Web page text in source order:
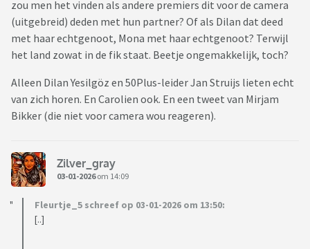
zou men het vinden als andere premiers dit voor de camera
(uitgebreid) deden met hun partner? Of als Dilan dat deed
met haar echtgenoot, Mona met haar echtgenoot? Terwijl
het land zowat in de fik staat. Beetje ongemakkelijk, toch?
Alleen Dilan Yesilgöz en 50Plus-leider Jan Struijs lieten echt
van zich horen. En Carolien ook. En een tweet van Mirjam
Bikker (die niet voor camera wou reageren).
Zilver_gray
03-01-2026om 14:09
Fleurtje_5 schreef op 03-01-2026 om 13:50:
[..]